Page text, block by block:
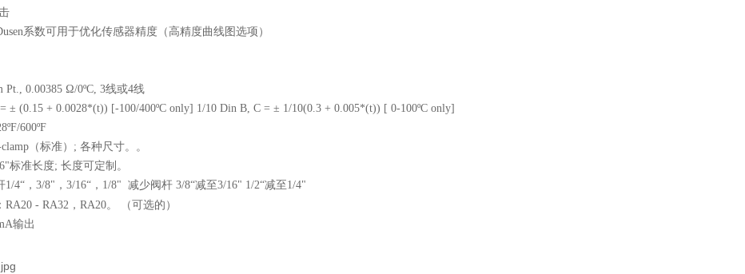
系数可用于优化传感器精度（高精度曲线图选项）
Pt., 0.00385 Ω/0ºC, 3线或4线
± (0.15 + 0.0028*(t)) [-100/400ºC only] 1/10 Din B, C = ± 1/10(0.3 + 0.005*(t)) [ 0-100ºC only]
600ºF
（标准） ; 各种尺寸。。
标准长度; 长度可定制。
1/4“ ， 3/8" ， 3/16“ ， 1/8" 减少阀杆 3/8“减至3/16" 1/2“减至 1/4"
RA20 - RA32 ， RA20。
（可选的）
输出